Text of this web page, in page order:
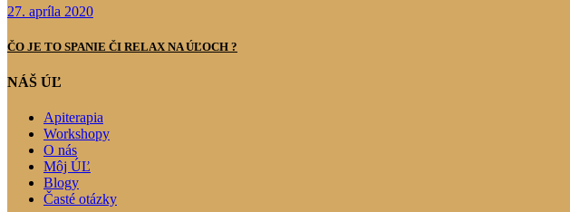
27. apríla 2020
ČO JE TO SPANIE ČI RELAX NA ÚĽOCH ?
NÁŠ ÚĽ
Apiterapia
Workshopy
O nás
Môj ÚĽ
Blogy
Časté otázky